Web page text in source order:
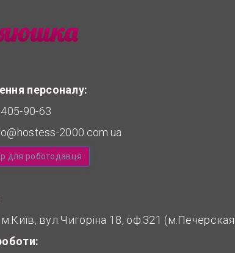
персоналу:
90-63
2000.com.ua
для роботодавця
м.Київ, вул.Чигоріна 18, оф.321